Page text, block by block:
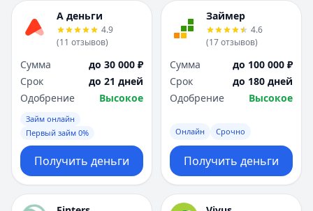
А деньги
4.9
(11 отзывов)
Сумма
до 30 000 ₽
Срок
до 21 дней
Одобрение
Высокое
Займ онлайн
Первый займ 0%
Получить деньги
Займер
4.6
(17отзывов)
Сумма
до 100 000 ₽
Срок
до 180 дней
Одобрение
Высокое
Онлайн Срочно
Получить деньги